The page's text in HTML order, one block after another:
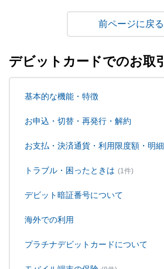
戻る
デビットカードでのお取引
基本的な機能・特徴
お申込・切替・再発行・解約
お支払・決済通貨・利用限度額・明細
トラブル・困ったときは (1件)
デビット暗証番号について
海外での利用
プラチナデビットカードについて